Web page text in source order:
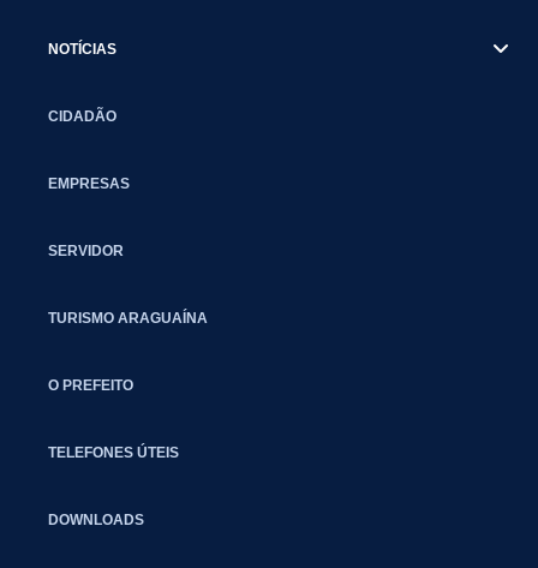
NOTÍCIAS
CIDADÃO
EMPRESAS
SERVIDOR
TURISMO ARAGUAÍNA
O PREFEITO
TELEFONES ÚTEIS
DOWNLOADS